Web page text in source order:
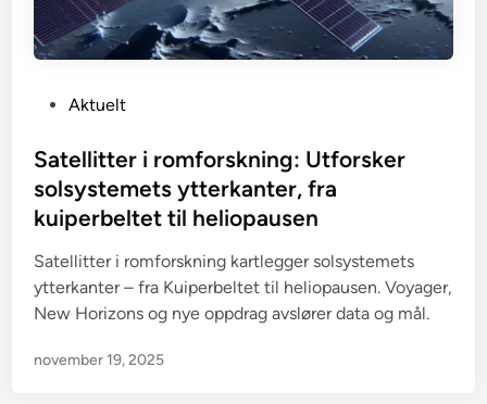
s
t
e
i
n
Aktuelt
Satellitter i romforskning: Utforsker
solsystemets ytterkanter, fra
kuiperbeltet til heliopausen
Satellitter i romforskning kartlegger solsystemets
ytterkanter – fra Kuiperbeltet til heliopausen. Voyager,
New Horizons og nye oppdrag avslører data og mål.
november 19, 2025